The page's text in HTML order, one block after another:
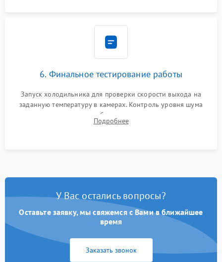
6. Финальное тестирование работы
Запуск холодильника для проверки скорости выхода на
заданную температуру в камерах. Контроль уровня шума
компрессора, отсутствия обмерзания стенок и корректного
срабатывания системы автоматической оттайки.
Подробнее
У Вас остались вопросы?
Оставьте заявку, мы свяжемся с Вами в ближайшее
время
Заказать звонок